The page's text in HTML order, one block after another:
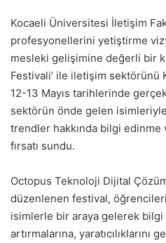
Kocaeli Üniversitesi İletişim
profesyonellerini yetiştirme
mesleki gelişimine değerli bir
Festivali’ ile iletişim sektörünü
12-13 Mayıs tarihlerinde
sektörün önde gelen
trendler hakkında bilgi
fırsatı sundu.
Octopus Teknoloji Dijital
düzenlenen festival,
isimlerle bir araya gelerek
artırmalarına,